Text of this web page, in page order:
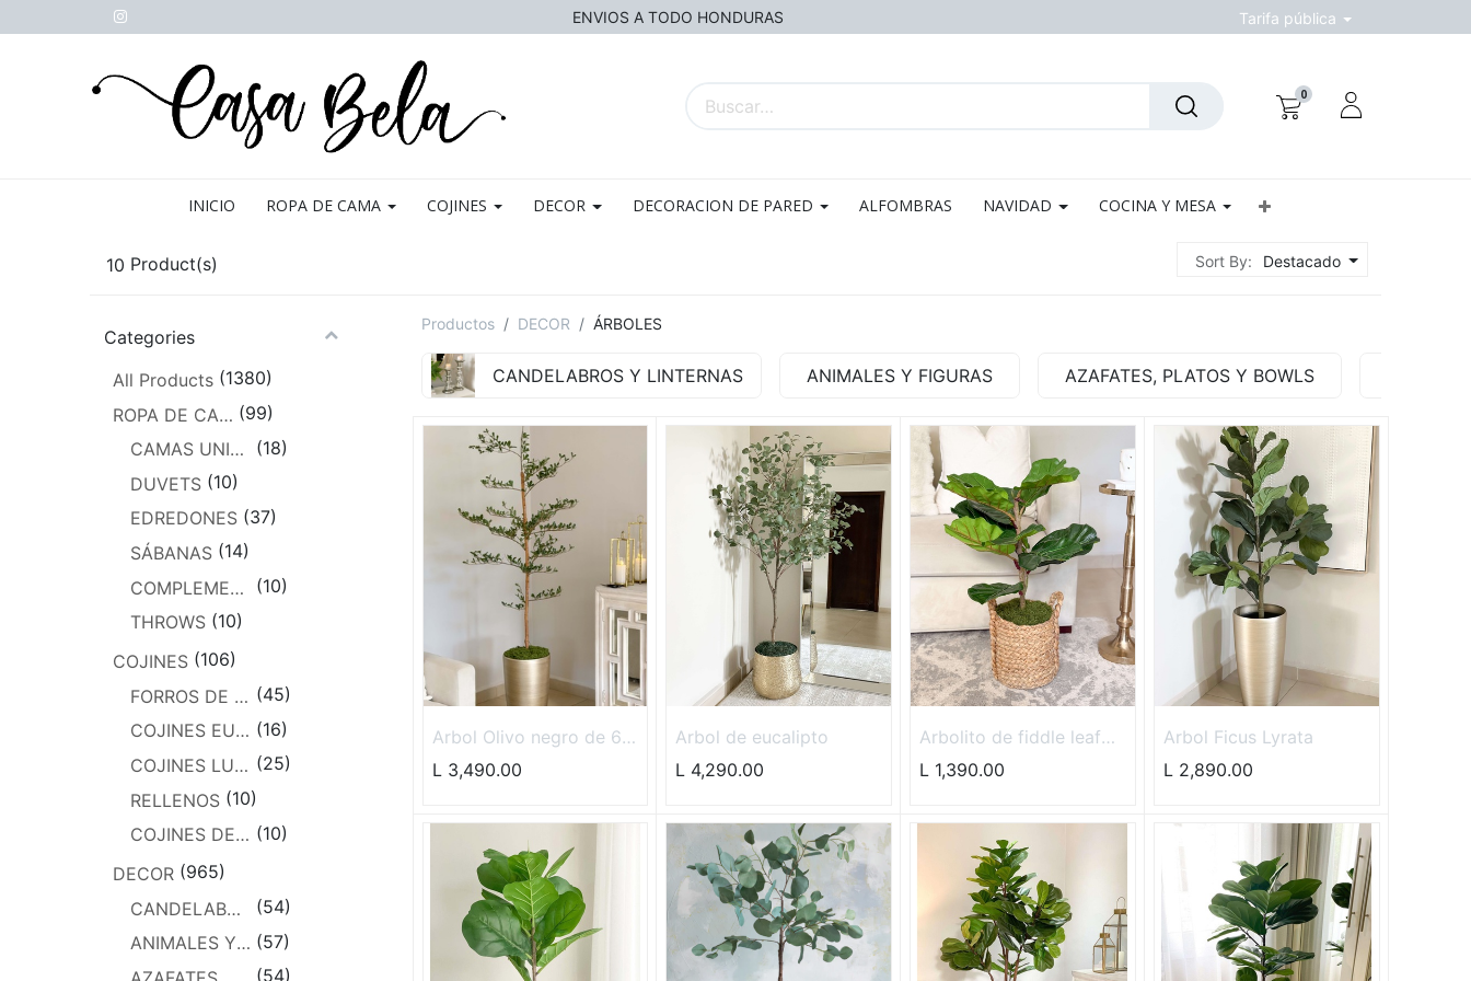
ENVIOS A TODO HONDURAS Tarifa pública
0
INICIO ROPA DE CAMA COJINES DECOR DECORACION DE PARED ALFOMBRAS NAVIDAD COCINA Y MESA
10 Product(s) Sort By: Destacado
Categories
All Products (1380)
ROPA DE CAMA (99)
CAMAS UNIPERSONALES
(18)
DUVETS (10)
EDREDONES (37)
SÁBANAS (14)
COMPLEMENTOS
(10)
THROWS (10)
COJINES (106)
FORROS DE COJINES (45)
COJINES EUROS (16)
COJINES LUMBARES (25)
RELLENOS (10)
COJINES DE LUJO (10)
DECOR (965)
CANDELABROS Y LINTERNAS
(54)
ANIMALES Y FIGURAS (57)
(54)
Productos DECOR ÁRBOLES
CANDELABROS Y LINTERNAS ANIMALES Y FIGURAS AZAFATES, PLATOS Y BOWLS
Arbol Olivo negro de 6
pies
L 3,490.00
Arbol de eucalipto
L 4,290.00
Arbolito de fiddle leaf
de 30"
L 1,390.00
Arbol Ficus Lyrata
L 2,890.00